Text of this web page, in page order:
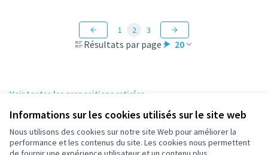
Informations sur les cookies utilisés sur le site web
Nous utilisons des cookies sur notre site Web pour améliorer la
performance et les contenus du site. Les cookies nous permettent
Résultats par page : 20
1 2 3
Voir toutes les propositions retirées
Conditions d'utilisation
Paramètres des cookies